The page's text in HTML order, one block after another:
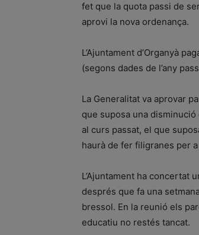
fet que la quota passi de
aprovi la nova ordenança.
L’Ajuntament d’Organyà
(segons dades de l’any
La Generalitat va aprovar
que suposa una disminució
al curs passat, el que
haurà de fer filigranes per
L’Ajuntament ha concertat
després que fa una
bressol. En la reunió els
educatiu no restés tancat.